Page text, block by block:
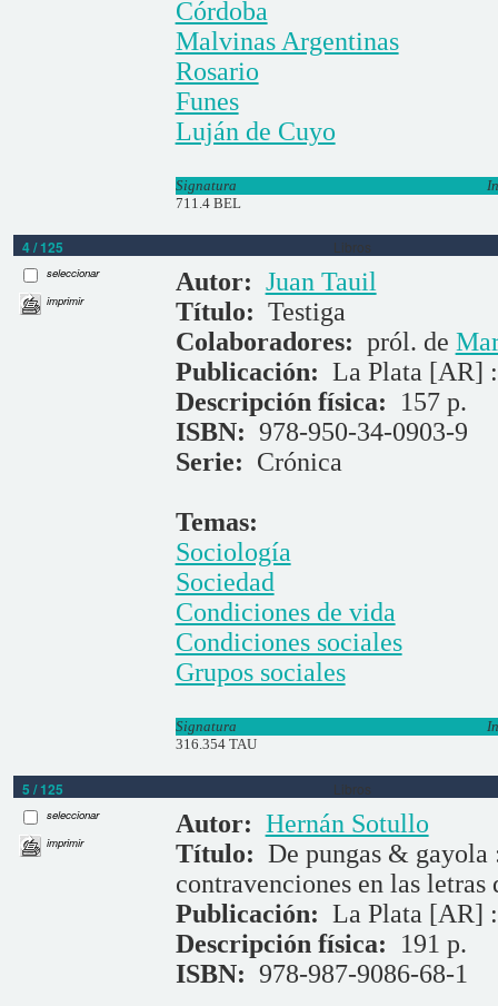
Córdoba
Malvinas Argentinas
Rosario
Funes
Luján de Cuyo
Signatura
711.4 BEL
4 / 125 Libros
seleccionar
imprimir
Autor: Juan Tauil
Título: Testiga
Colaboradores: pról. de
Publicación: La Plata [AR]
Descripción física: 157 p.
ISBN: 978-950-34-0903-9
Serie: Crónica
Temas:
Sociología
Sociedad
Condiciones de vida
Condiciones sociales
Grupos sociales
Signatura
316.354 TAU
5 / 125 Libros
seleccionar
imprimir
Autor: Hernán Sotullo
Título: De pungas &
contravenciones en las
Publicación: La Plata [AR]
Descripción física: 191 p.
ISBN: 978-987-9086-68-1